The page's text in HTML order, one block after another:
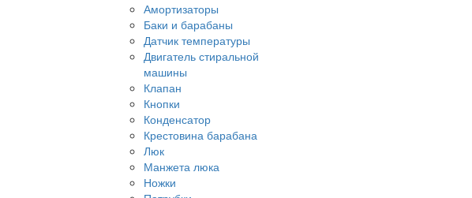
Амортизаторы
Баки и барабаны
Датчик температуры
Двигатель стиральной
машины
Клапан
Кнопки
Конденсатор
Крестовина барабана
Люк
Манжета люка
Ножки